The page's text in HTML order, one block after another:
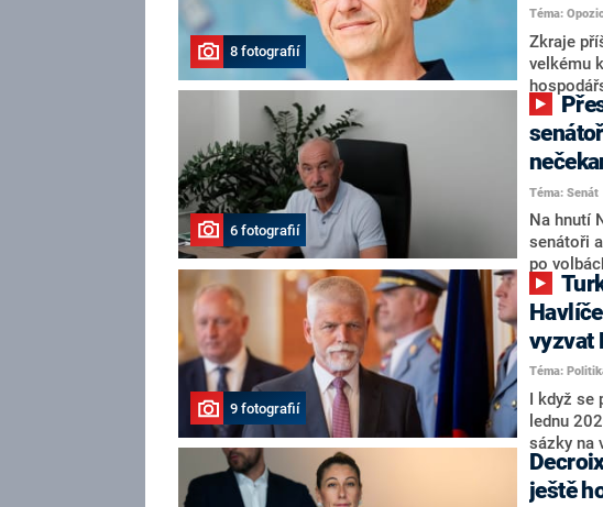
8 fotografií
Téma:
Zkraje
velkému
stárnutí
nový
aktivitu
úmorná
námi
svoje
NEWS.
6 fotografií
Téma: Senát
Na hnutí
senátoři
po
NEWS
Martin
součástí
redakce
Zdeněk
nepřítel,
9 fotografií
vyzvat
Téma:
I když se
lednu
sázky na
hlava
zmiňují
ještě